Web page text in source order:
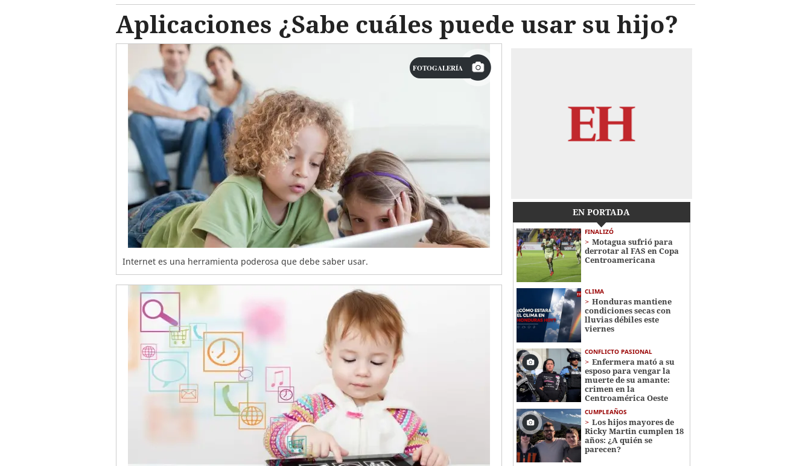
Aplicaciones ¿Sabe cuáles puede usar su hijo?
FOTOGALERÍA
Internet es una herramienta poderosa que debe saber usar.
EN PORTADA
FINALIZÓ
Motagua sufrió para
derrotar al FAS en Copa
Centroamericana
CLIMA
Honduras mantiene
condiciones secas con
lluvias débiles este
viernes
CONFLICTO PASIONAL
Enfermera mató a su
esposo para vengar la
muerte de su amante:
crimen en la
Centroamérica Oeste
CUMPLEAÑOS
Los hijos mayores de
Ricky Martin cumplen 18
años: ¿A quién se
parecen?